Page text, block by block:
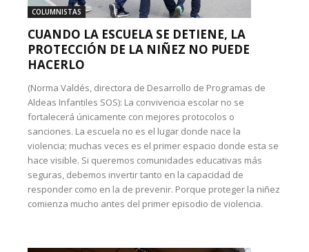
COLUMNISTAS
CUANDO LA ESCUELA SE DETIENE, LA
PROTECCIÓN DE LA NIÑEZ NO PUEDE
HACERLO
(Norma Valdés, directora de Desarrollo de Programas de
Aldeas Infantiles SOS): La convivencia escolar no se
fortalecerá únicamente con mejores protocolos o
sanciones. La escuela no es el lugar donde nace la
violencia; muchas veces es el primer espacio donde esta se
hace visible. Si queremos comunidades educativas más
seguras, debemos invertir tanto en la capacidad de
responder como en la de prevenir. Porque proteger la niñez
comienza mucho antes del primer episodio de violencia.